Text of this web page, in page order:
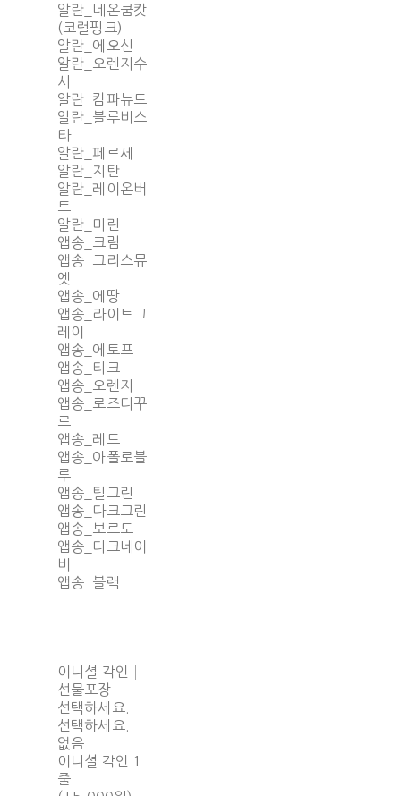
알란_네온쿰캇
(코럴핑크)
알란_에오신
알란_오렌지수
시
알란_캄파뉴트
알란_블루비스
타
알란_페르세
알란_지탄
알란_레이온버
트
알란_마린
앱송_크림
앱송_그리스뮤
엣
앱송_에땅
앱송_라이트그
레이
앱송_에토프
앱송_티크
앱송_오렌지
앱송_로즈디꾸
르
앱송_레드
앱송_아폴로블
루
앱송_틸그린
앱송_다크그린
앱송_보르도
앱송_다크네이
비
앱송_블랙
이니셜 각인│
선물포장
선택하세요.
선택하세요.
없음
이니셜 각인 1
줄